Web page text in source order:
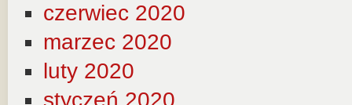
czerwiec 2020
marzec 2020
luty 2020
styczeń 2020